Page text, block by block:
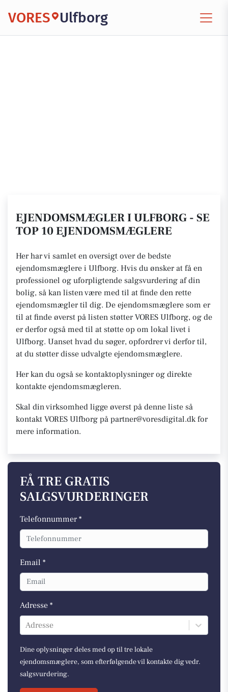
VORES Ulfborg
EJENDOMSMÆGLER I ULFBORG - SE
TOP 10 EJENDOMSMÆGLERE
Her har vi samlet en oversigt over de bedste
ejendomsmæglere i Ulfborg. Hvis du ønsker at få en
professionel og uforpligtende salgsvurdering af din
bolig, så kan listen være med til at finde den rette
ejendomsmægler til dig. De ejendomsmæglere som er
til at finde øverst på listen støtter VORES Ulfborg, og de
er derfor også med til at støtte op om lokal livet i
Ulfborg. Uanset hvad du søger, opfordrer vi derfor til,
at du støtter disse udvalgte ejendomsmæglere.
Her kan du også se kontaktoplysninger og direkte
kontakte ejendomsmægleren.
Skal din virksomhed ligge øverst på denne liste så
kontakt VORES Ulfborg på partner@voresdigital.dk for
mere information.
FÅ TRE GRATIS
SALGSVURDERINGER
Telefonnummer *
Email *
Adresse *
Adresse
Dine oplysninger deles med op til tre lokale
ejendomsmæglere, som efterfølgende vil kontakte dig vedr.
salgsvurdering.